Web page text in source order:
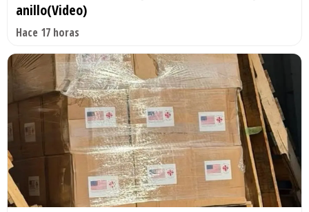
anillo(Video)
Hace 17 horas